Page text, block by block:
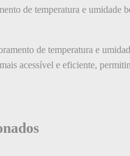
de temperatura e umidade
de temperatura e
acessível e eficiente,